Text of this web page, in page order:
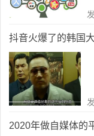
抖音火爆了的韩国
2020年做自媒体的